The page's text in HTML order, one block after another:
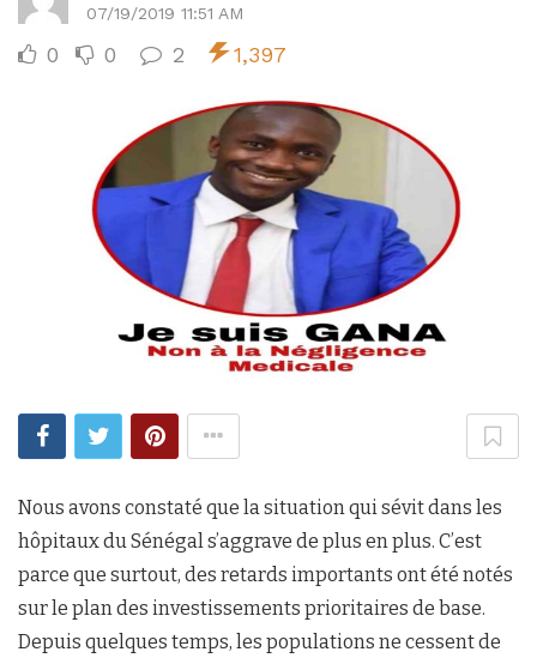
07/19/2019 11:51 AM
0 0 2 1,397
Nous avons constaté que la situation qui sévit dans les
hôpitaux du Sénégal s’aggrave de plus en plus. C’est
parce que surtout, des retards importants ont été notés
sur le plan des investissements prioritaires de base.
Depuis quelques temps, les populations ne cessent de